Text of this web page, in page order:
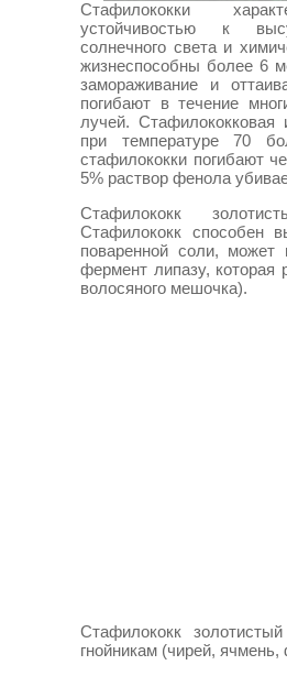
Стафилококки
устойчивостью к
солнечного света и
жизнеспособны более 6
замораживание и
погибают в течение
лучей.
при температуре 70
стафилококки погибают
5% раствор фенола
Стафилококк
Стафилококк способен
поваренной соли,
фермент липазу,
волосяного мешочка).
Стафилококк
гнойникам (чирей,